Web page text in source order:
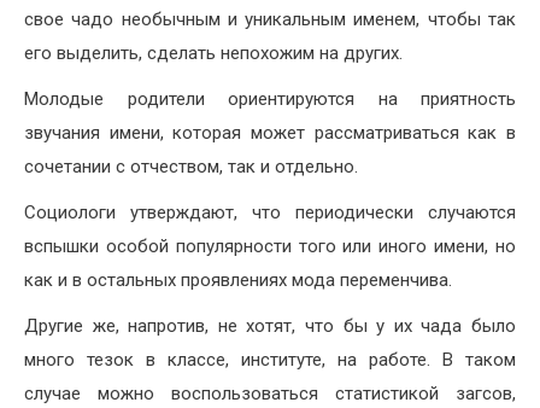
свое чадо необычным и уникальным именем, чтобы так
его выделить, сделать непохожим на других.
Молодые родители ориентируются на приятность
звучания имени, которая может рассматриваться как в
сочетании с отчеством, так и отдельно.
Социологи утверждают, что периодически случаются
вспышки особой популярности того или иного имени, но
как и в остальных проявлениях мода переменчива.
Другие же, напротив, не хотят, что бы у их чада было
много тезок в классе, институте, на работе. В таком
случае можно воспользоваться статистикой загсов,